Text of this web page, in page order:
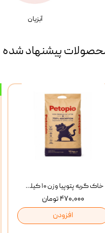
آبزیان
پیشنهاد شده
خاک گربه پتوپیا وزن ۱۰ کیلوگرم
۴۷۰,۰۰۰ تومان
افزودن